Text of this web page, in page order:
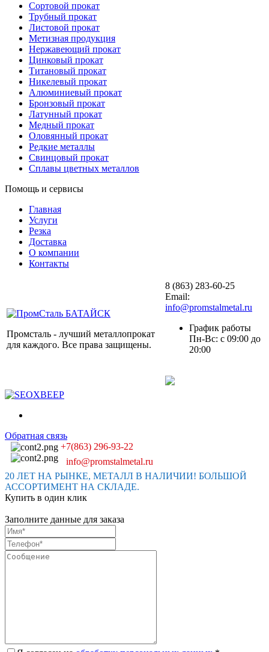
Сортовой прокат
Трубный прокат
Листовой прокат
Метизная продукция
Нержавеющий прокат
Цинковый прокат
Титановый прокат
Никелевый прокат
Алюминиевый прокат
Бронзовый прокат
Латунный прокат
Медный прокат
Оловянный прокат
Редкие металлы
Свинцовый прокат
Сплавы цветных металлов
Помощь и сервисы
Главная
Услуги
Резка
Доставка
О компании
Контакты
Промсталь - лучший металлопрокат
для каждого. Все права защищены.
8 (863) 283-60-25
Email:
info@promstalmetal.ru
График работы
Пн-Вс: с 09:00 до
20:00
Обратная связь
+7(863) 296-93-22
info@promstalmetal.ru
20 ЛЕТ НА РЫНКЕ, МЕТАЛЛ В НАЛИЧИИ! БОЛЬШОЙ
АССОРТИМЕНТ НА СКЛАДЕ.
Купить в один клик
Заполните данные для заказа